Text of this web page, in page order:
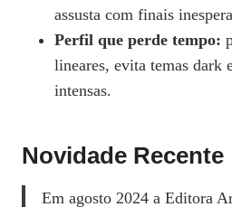
assusta com finais
Perfil que perde tempo:
lineares, evita temas dark
intensas.
Novidade Recente
Em agosto 2024 a Editora